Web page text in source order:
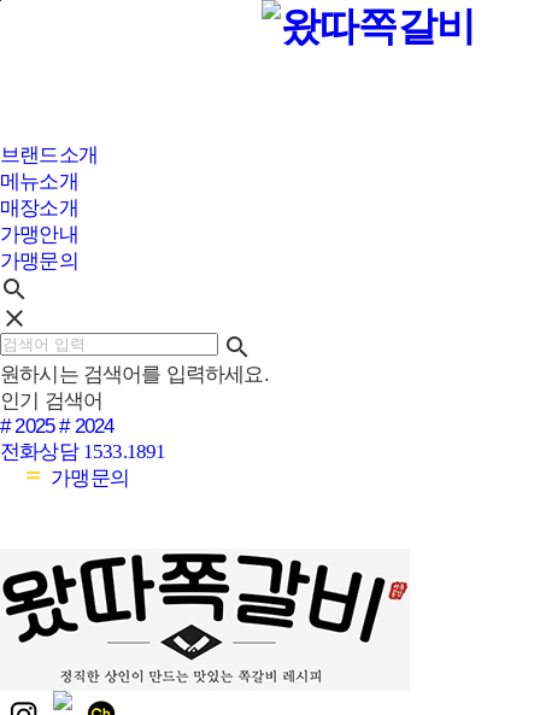
브랜드소개
메뉴소개
매장소개
가맹안내
가맹문의
search
clear
search
원하시는 검색어를 입력하세요.
인기 검색어
# 2025 # 2024
전화상담 1533.1891
가맹문의